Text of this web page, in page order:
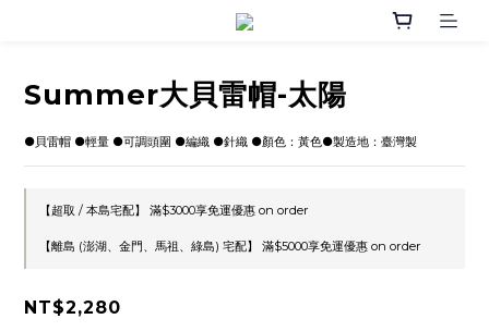
Summer大貝雷帽-太陽
●貝雷帽 ●輕量 ●可調頭圍 ●編織 ●針織 ●顏色：黃色●製造地：臺灣製
【超取 / 本島宅配】 滿$3000享免運優惠 on order
【離島 (澎湖、金門、馬祖、綠島) 宅配】 滿$5000享免運優惠 on order
NT$2,280